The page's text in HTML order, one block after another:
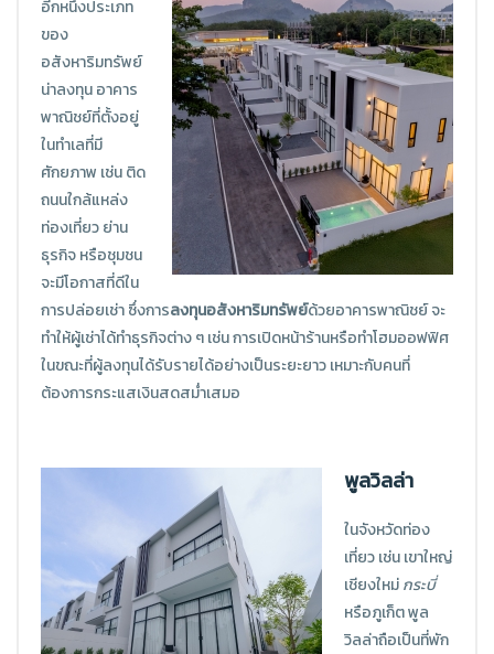
อีกหนึ่งประเภท
ของ
อสังหาริมทรัพย์
น่าลงทุน อาคาร
พาณิชย์ที่ตั้งอยู่
ในทำเลที่มี
ศักยภาพ เช่น ติด
ถนนใกล้แหล่ง
ท่องเที่ยว ย่าน
ธุรกิจ หรือชุมชน
จะมีโอกาสที่ดีใน
การปล่อยเช่า ซึ่งการลงทุนอสังหาริมทรัพย์ด้วยอาคารพาณิชย์ จะ
ทำให้ผู้เช่าได้ทำธุรกิจต่าง ๆ เช่น การเปิดหน้าร้านหรือทำโฮมออฟฟิศ
ในขณะที่ผู้ลงทุนได้รับรายได้อย่างเป็นระยะยาว เหมาะกับคนที่
ต้องการกระแสเงินสดสม่ำเสมอ
พูลวิลล่า
ในจังหวัดท่อง
เที่ยว เช่น เขาใหญ่
เชียงใหม่กระบี่
หรือภูเก็ต พูล
วิลล่าถือเป็นที่พัก